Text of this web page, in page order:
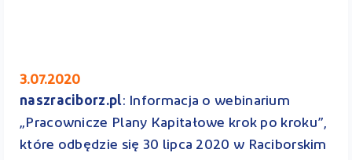
3.07.2020
naszraciborz.pl: Informacja o webinarium
„Pracownicze Plany Kapitałowe krok po kroku”,
które odbędzie się 30 lipca 2020 w Raciborskim